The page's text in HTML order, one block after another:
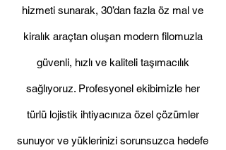
hizmeti sunarak, 30’dan fazla öz mal ve
kiralık araçtan oluşan modern filomuzla
güvenli, hızlı ve kaliteli taşımacılık
sağlıyoruz. Profesyonel ekibimizle her
türlü lojistik ihtiyacınıza özel çözümler
sunuyor ve yüklerinizi sorunsuzca hedefe